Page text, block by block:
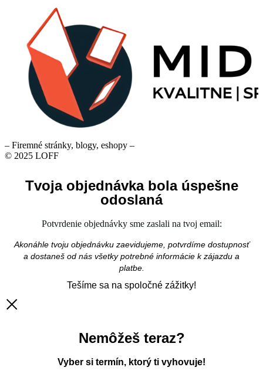
– Firemné stránky, blogy, eshopy –
© 2025 LOFF
Tvoja objednávka bola úspešne
odoslaná
Potvrdenie objednávky sme zaslali na tvoj email:
Akonáhle tvoju objednávku zaevidujeme, potvrdíme dostupnosť
a dostaneš od nás všetky potrebné informácie k zájazdu a
platbe.
Tešíme sa na spoločné zážitky!
Nemôžeš teraz?
Vyber si termín, ktorý ti vyhovuje!